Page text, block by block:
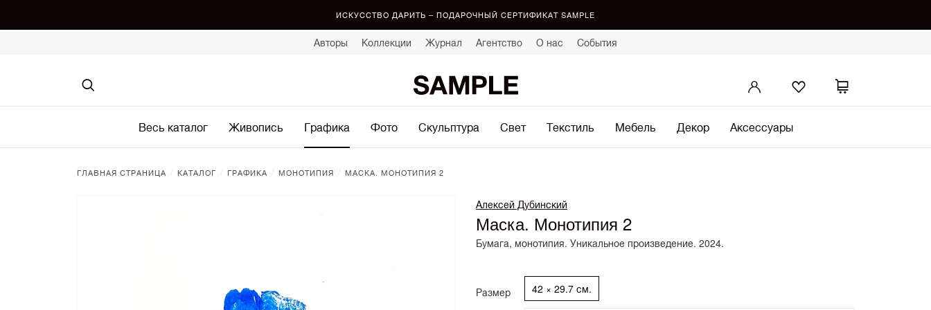
ИСКУССТВО ДАРИТЬ – ПОДАРОЧНЫЙ СЕРТИФИКАТ SAMPLE
Авторы Коллекции Журнал Агентство О нас События
Весь каталог Живопись Графика Фото Скульптура Свет Текстиль Мебель Декор Аксессуары
ГЛАВНАЯ СТРАНИЦА КАТАЛОГ ГРАФИКА МОНОТИПИЯ МАСКА. МОНОТИПИЯ 2
Алексей Дубинский
Маска. Монотипия 2
Бумага, монотипия. Уникальное произведение. 2024.
Размер 42 × 29.7 см.